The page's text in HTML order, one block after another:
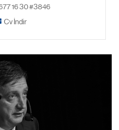
16 30 #3846
Cv İndir